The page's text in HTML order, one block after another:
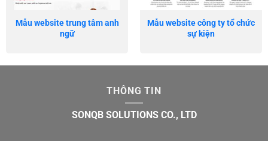
Mẫu website trung tâm anh
ngữ
Mẫu website công ty tổ chức
sự kiện
THÔNG TIN
SONQB SOLUTIONS CO., LTD